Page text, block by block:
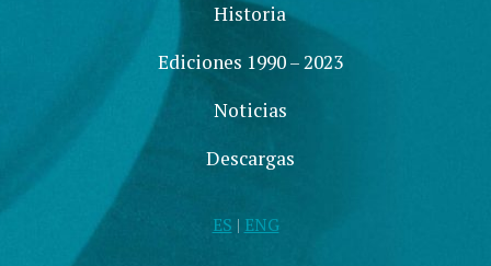
Historia
Ediciones 1990 – 2023
Noticias
Descargas
ES | ENG